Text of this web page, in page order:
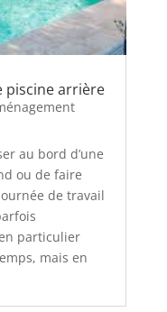
piscine arrière
au bord d’une
ou de faire
de travail
particulier
mais en